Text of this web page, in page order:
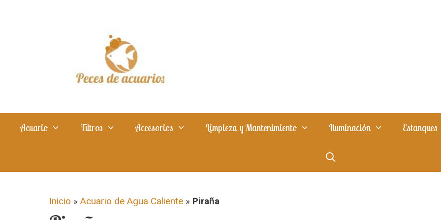
Acuario Filtros Accesorios Limpieza y Mantenimiento Iluminación Estanques
Inicio » Acuario de Agua Caliente » Piraña